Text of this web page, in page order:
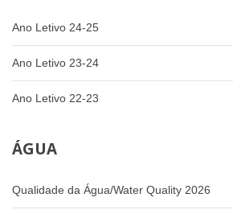
Ano Letivo 24-25
Ano Letivo 23-24
Ano Letivo 22-23
ÁGUA
Qualidade da Água/Water Quality 2026